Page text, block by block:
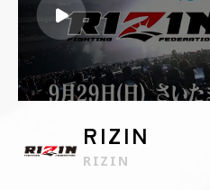
RIZIN
RIZIN